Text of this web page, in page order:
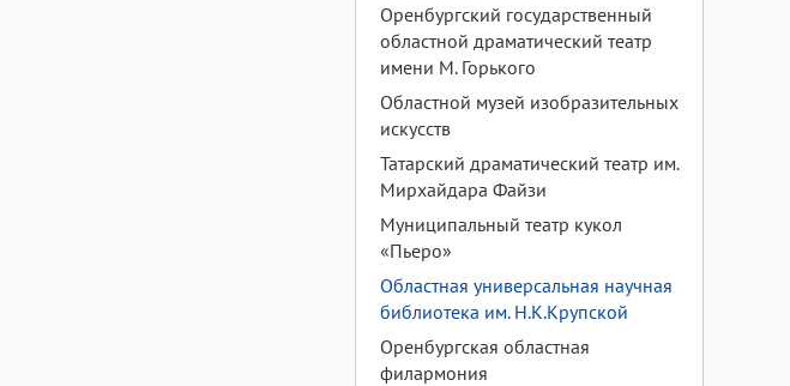
Оренбургский государственный
областной драматический театр
имени М. Горького
Областной музей изобразительных
искусств
Татарский драматический театр им.
Мирхайдара Файзи
Муниципальный театр кукол
«Пьеро»
Областная универсальная научная
библиотека им. Н.К.Крупской
Оренбургская областная
филармония